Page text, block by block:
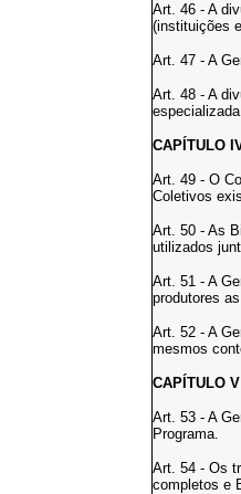
Art. 46 - A
(instituições
Art. 47 - A
Art. 48 - A
CAPÍTULO
Art. 49 - O
Coletivos
Art. 50 - As
utilizados
Art. 51 - A
produtores
Art. 52 - A
mesmos
CAPÍTULO
Art. 53 - A
Programa.
Art. 54 - Os
completos e